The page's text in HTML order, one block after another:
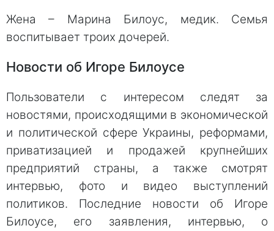
Жена – Марина Билоус, медик. Семья
воспитывает троих дочерей.
Новости об Игоре Билоусе
Пользователи с интересом следят за
новостями, происходящими в экономической
и политической сфере Украины, реформами,
приватизацией и продажей крупнейших
предприятий страны, а также смотрят
интервью, фото и видео выступлений
политиков. Последние новости об Игоре
Билоусе, его заявления, интервью, о